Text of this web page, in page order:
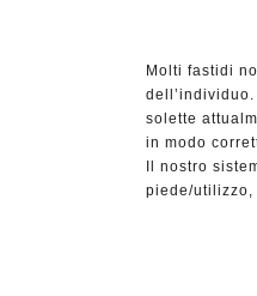
Molti fastidi
solette
in modo
Il nostro
piede/utilizzo,